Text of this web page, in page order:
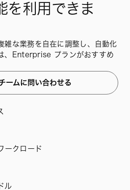
を利用できま
雑な業務を自在に調整し、自動化
、Enterprise プランがおすすめ
ームに問い合わせる
ークロード
ル